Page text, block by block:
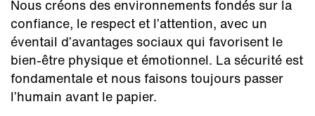
Nous créons des environnements fondés sur la
confiance, le respect et l’attention, avec un
éventail d’avantages sociaux qui favorisent le
bien-être physique et émotionnel. La sécurité est
fondamentale et nous faisons toujours passer
l’humain avant le papier.